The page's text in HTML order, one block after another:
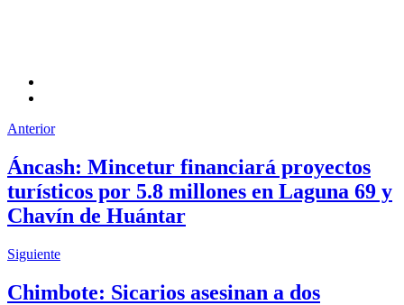
Anterior
Áncash: Mincetur financiará proyectos
turísticos por 5.8 millones en Laguna 69 y
Chavín de Huántar
Siguiente
Chimbote: Sicarios asesinan a dos